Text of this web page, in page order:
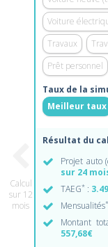
Calcul
sur 12
mois
Voiture
Travaux
Prêt personnel
Taux de la
Meilleur taux
Résultat du
Projet auto
sur 24
TAEG* :
Mensualités*
Montant
557,68€